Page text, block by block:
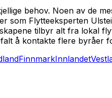
behov. Noen av de
som Flytteeksperten
tilbyr alt fra lokal
å kontakte flere
FinnmarkInnlandet